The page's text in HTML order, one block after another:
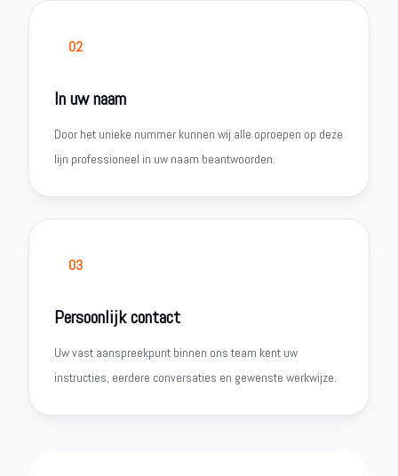
02
In uw naam
Door het unieke nummer kunnen wij alle oproepen op deze
lijn professioneel in uw naam beantwoorden.
03
Persoonlijk contact
Uw vast aanspreekpunt binnen ons team kent uw
instructies, eerdere conversaties en gewenste werkwijze.